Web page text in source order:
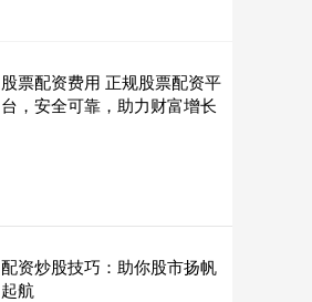
股票配资费用 正规股票配资平
台，安全可靠，助力财富增长
配资炒股技巧：助你股市扬帆
起航